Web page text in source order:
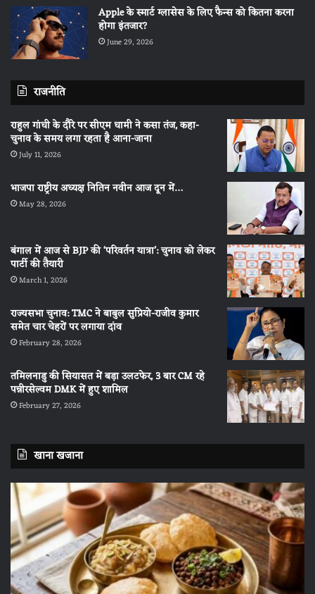
Apple के स्मार्ट ग्लासेस के लिए फैन्स को कितना करना
होगा इंतजार?
June 29, 2026
राजनीति
राहुल गांधी के दौरे पर सीएम धामी ने कसा तंज, कहा-
चुनाव के समय लगा रहता है आना-जाना
July 11, 2026
भाजपा राष्ट्रीय अध्यक्ष नितिन नवीन आज दून में…
May 28, 2026
बंगाल में आज से BJP की ‘परिवर्तन यात्रा’: चुनाव को लेकर
पार्टी की तैयारी
March 1, 2026
राज्यसभा चुनाव: TMC ने बाबुल सुप्रियो-राजीव कुमार
समेत चार चेहरों पर लगाया दांव
February 28, 2026
तमिलनाडु की सियासत में बड़ा उलटफेर, 3 बार CM रहे
पन्नीरसेल्वम DMK में हुए शामिल
February 27, 2026
खाना खजाना